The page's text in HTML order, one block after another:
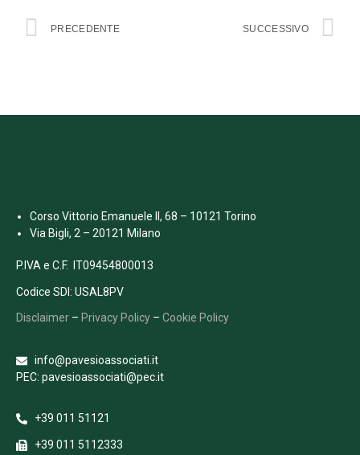
PRECEDENTE SUCCESSIVO
Corso Vittorio Emanuele II, 68 – 10121 Torino
Via Bigli, 2 – 20121 Milano
P.IVA e C.F. IT09454800013
Codice SDI: USAL8PV
Disclaimer – Privacy Policy – Cookie Policy
info@pavesioassociati.it
PEC: pavesioassociati@pec.it
+39 011 51121
+39 011 5112333